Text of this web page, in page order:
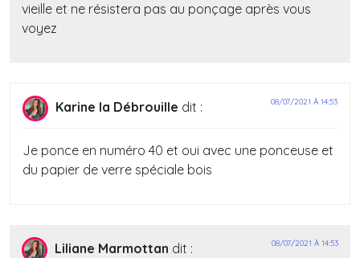
vieille et ne résistera pas au ponçage après vous
voyez
Karine la Débrouille dit : 08/07/2021 À 14:53
Je ponce en numéro 40 et oui avec une ponceuse et
du papier de verre spéciale bois
Liliane Marmottan dit : 08/07/2021 À 14:53